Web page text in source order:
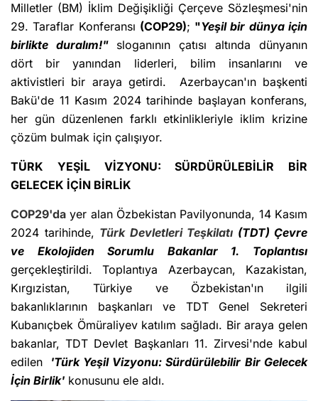
Milletler (BM) İklim Değişikliği Çerçeve Sözleşmesi'nin
29. Taraflar Konferansı (COP29); "Yeşil bir dünya için
birlikte duralım!" sloganının çatısı altında dünyanın
dört bir yanından liderleri, bilim insanlarını ve
aktivistleri bir araya getirdi. Azerbaycan'ın başkenti
Bakü'de 11 Kasım 2024 tarihinde başlayan konferans,
her gün düzenlenen farklı etkinlikleriyle iklim krizine
çözüm bulmak için çalışıyor.
TÜRK YEŞİL VİZYONU: SÜRDÜRÜLEBİLİR BİR
GELECEK İÇİN BİRLİK
COP29'da yer alan Özbekistan Pavilyonunda, 14 Kasım
2024 tarihinde, Türk Devletleri Teşkilatı (TDT) Çevre
ve Ekolojiden Sorumlu Bakanlar 1. Toplantısı
gerçekleştirildi. Toplantıya Azerbaycan, Kazakistan,
Kırgızistan, Türkiye ve Özbekistan'ın ilgili
bakanlıklarının başkanları ve TDT Genel Sekreteri
Kubanıçbek Ömüraliyev katılım sağladı. Bir araya gelen
bakanlar, TDT Devlet Başkanları 11. Zirvesi'nde kabul
edilen 'Türk Yeşil Vizyonu: Sürdürülebilir Bir Gelecek
İçin Birlik' konusunu ele aldı.